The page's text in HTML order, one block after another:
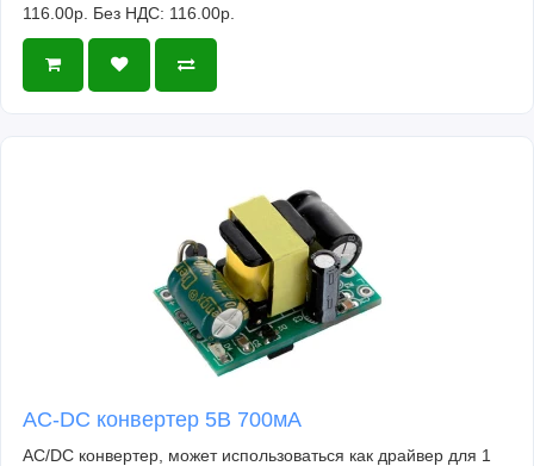
116.00р. Без НДС: 116.00р.
AC-DC конвертер 5В 700мА
AC/DC конвертер, может использоваться как драйвер для 1